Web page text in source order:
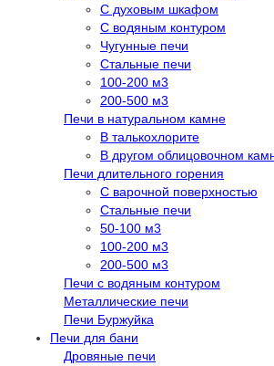
С духовым шкафом
С водяным контуром
Чугунные печи
Стальные печи
100-200 м3
200-500 м3
Печи в натуральном камне
В талькохлорите
В другом облицовочном
Печи длительного горения
С варочной поверхностью
Стальные печи
50-100 м3
100-200 м3
200-500 м3
Печи с водяным контуром
Металлические печи
Печи Буржуйка
Печи для бани
Дровяные печи